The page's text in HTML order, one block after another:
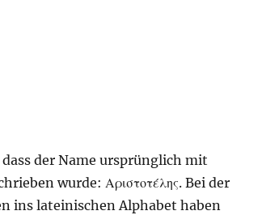
der Name ursprünglich mit
wurde: Αριστοτέλης. Bei der
ins lateinischen Alphabet haben